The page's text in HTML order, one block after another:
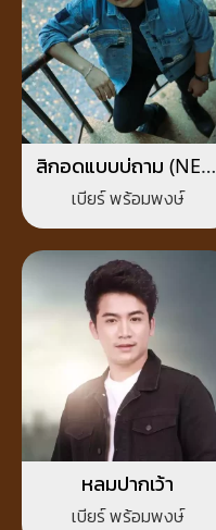
สิกอดแบบบ่ถาม (NEW
VERSION)
เบียร์ พร้อมพงษ์
หลมปากเว้า
เบียร์ พร้อมพงษ์